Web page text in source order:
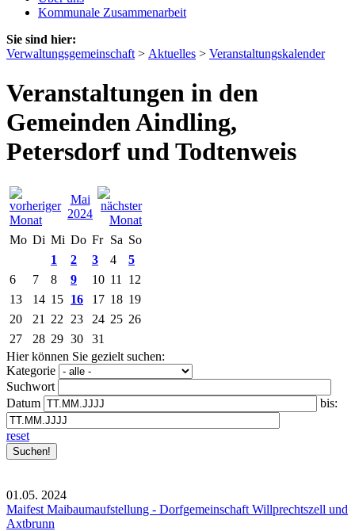
Kommunale Zusammenarbeit
Sie sind hier:
Verwaltungsgemeinschaft > Aktuelles > Veranstaltungskalender
Veranstaltungen in den
Gemeinden Aindling,
Petersdorf und Todtenweis
Mai
2024
Mo Di Mi Do Fr Sa So
1
2 3 4
5
6
7 8 9 10 11
12
13
14 15 16 17 18 19
20
21 22 23 24 25 26
27
28 29 30
31
Hier können Sie gezielt suchen:
Kategorie
Suchwort
Datum
bis:
reset
01.05. 2024
Maifest Maibaumaufstellung - Dorfgemeinschaft Willprechtszell und
Axtbrunn